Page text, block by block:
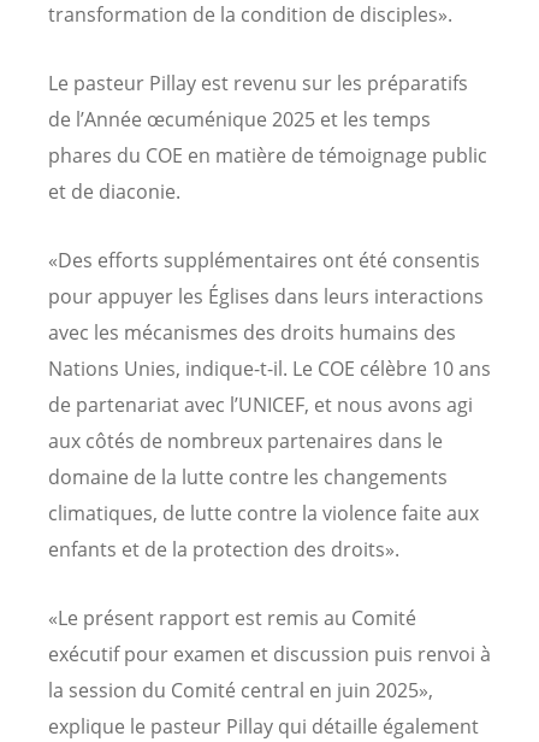
transformation de la condition de disciples».
Le pasteur Pillay est revenu sur les préparatifs
de l’Année œcuménique 2025 et les temps
phares du COE en matière de témoignage public
et de diaconie.
«Des efforts supplémentaires ont été consentis
pour appuyer les Églises dans leurs interactions
avec les mécanismes des droits humains des
Nations Unies, indique-t-il. Le COE célèbre 10 ans
de partenariat avec l’UNICEF, et nous avons agi
aux côtés de nombreux partenaires dans le
domaine de la lutte contre les changements
climatiques, de lutte contre la violence faite aux
enfants et de la protection des droits».
«Le présent rapport est remis au Comité
exécutif pour examen et discussion puis renvoi à
la session du Comité central en juin 2025»,
explique le pasteur Pillay qui détaille également